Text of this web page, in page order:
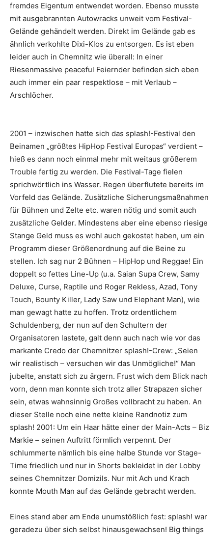
fremdes Eigentum entwendet worden. Ebenso musste
mit ausgebrannten Autowracks unweit vom Festival-
Gelände gehändelt werden. Direkt im Gelände gab es
ähnlich verkohlte Dixi-Klos zu entsorgen. Es ist eben
leider auch in Chemnitz wie überall: In einer
Riesenmassive peaceful Feiernder befinden sich eben
auch immer ein paar respektlose – mit Verlaub –
Arschlöcher.
2001 – inzwischen hatte sich das splash!-Festival den
Beinamen „größtes HipHop Festival Europas“ verdient –
hieß es dann noch einmal mehr mit weitaus größerem
Trouble fertig zu werden. Die Festival-Tage fielen
sprichwörtlich ins Wasser. Regen überflutete bereits im
Vorfeld das Gelände. Zusätzliche Sicherungsmaßnahmen
für Bühnen und Zelte etc. waren nötig und somit auch
zusätzliche Gelder. Mindestens aber eine ebenso riesige
Stange Geld muss es wohl auch gekostet haben, um ein
Programm dieser Größenordnung auf die Beine zu
stellen. Ich sag nur 2 Bühnen – HipHop und Reggae! Ein
doppelt so fettes Line-Up (u.a. Saian Supa Crew, Samy
Deluxe, Curse, Raptile und Roger Rekless, Azad, Tony
Touch, Bounty Killer, Lady Saw und Elephant Man), wie
man gewagt hatte zu hoffen. Trotz ordentlichem
Schuldenberg, der nun auf den Schultern der
Organisatoren lastete, galt denn auch nach wie vor das
markante Credo der Chemnitzer splash!-Crew: „Seien
wir realistisch – versuchen wir das Unmögliche!“ Man
jubelte, anstatt sich zu ärgern. Frust wich dem Blick nach
vorn, denn man konnte sich trotz aller Strapazen sicher
sein, etwas wahnsinnig Großes vollbracht zu haben. An
dieser Stelle noch eine nette kleine Randnotiz zum
splash! 2001: Um ein Haar hätte einer der Main-Acts – Biz
Markie – seinen Auftritt förmlich verpennt. Der
schlummerte nämlich bis eine halbe Stunde vor Stage-
Time friedlich und nur in Shorts bekleidet in der Lobby
seines Chemnitzer Domizils. Nur mit Ach und Krach
konnte Mouth Man auf das Gelände gebracht werden.
Eines stand aber am Ende unumstößlich fest: splash! war
geradezu über sich selbst hinausgewachsen! Big things